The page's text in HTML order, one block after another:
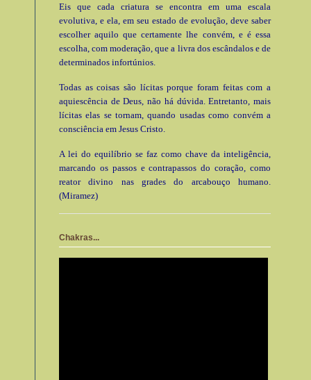
Eis que cada criatura se encontra em uma escala
evolutiva, e ela, em seu estado de evolução, deve saber
escolher aquilo que certamente lhe convém, e é essa
escolha, com moderação, que a livra dos escândalos e de
determinados infortúnios.
Todas as coisas são lícitas porque foram feitas com a
aquiescência de Deus, não há dúvida. Entretanto, mais
lícitas elas se tornam, quando usadas como convém a
consciência em Jesus Cristo.
A lei do equilíbrio se faz como chave da inteligência,
marcando os passos e contrapassos do coração, como
reator divino nas grades do arcabouço humano.
(Miramez)
Chakras...